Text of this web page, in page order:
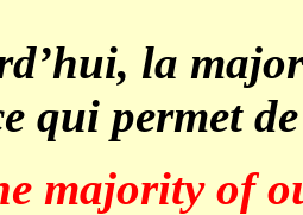
la
qui permet
majority of